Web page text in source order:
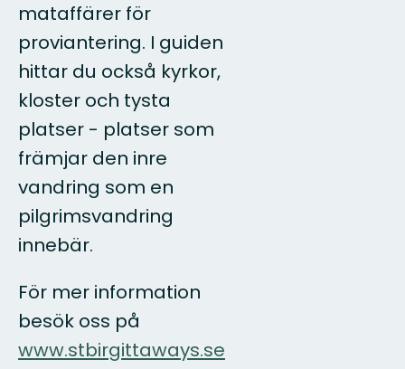
mataffärer för
proviantering. I guiden
hittar du också kyrkor,
kloster och tysta
platser - platser som
främjar den inre
vandring som en
pilgrimsvandring
innebär.
För mer information
besök oss på
www.stbirgittaways.se